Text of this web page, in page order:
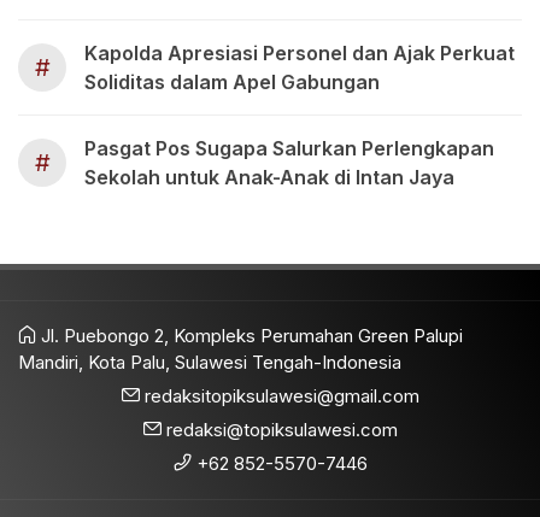
#
Kapolda Apresiasi Personel dan Ajak Perkuat
Soliditas dalam Apel Gabungan
#
Pasgat Pos Sugapa Salurkan Perlengkapan
Sekolah untuk Anak-Anak di Intan Jaya
Jl. Puebongo 2, Kompleks Perumahan Green Palupi
Mandiri, Kota Palu, Sulawesi Tengah-Indonesia
redaksitopiksulawesi@gmail.com
redaksi@topiksulawesi.com
+62 852-5570-7446